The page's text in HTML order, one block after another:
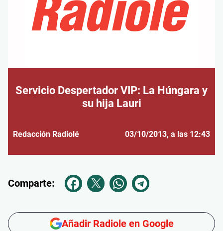
Servicio Despertador VIP: La Húngara y
su hija Lauri
Redacción Radiolé 03/10/2013, a las 12:43
Comparte:
Añadir Radiole en Google